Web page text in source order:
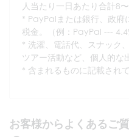
人当たり一日あたり合計8
PayPalまたは銀行、政府
税金。（例：PayPal ---
洗濯、電話代、スナック
ツアー活動など、個人的な
含まれるものに記載され
お客様からよくあるご